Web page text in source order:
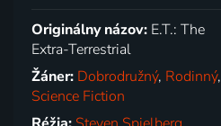
Originálny názov: E.T.: The
Extra-Terrestrial
Žáner: Dobrodružný, Rodinný,
Science Fiction